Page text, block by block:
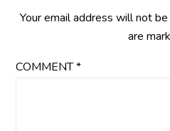
Your email address will not
are
COMMENT*